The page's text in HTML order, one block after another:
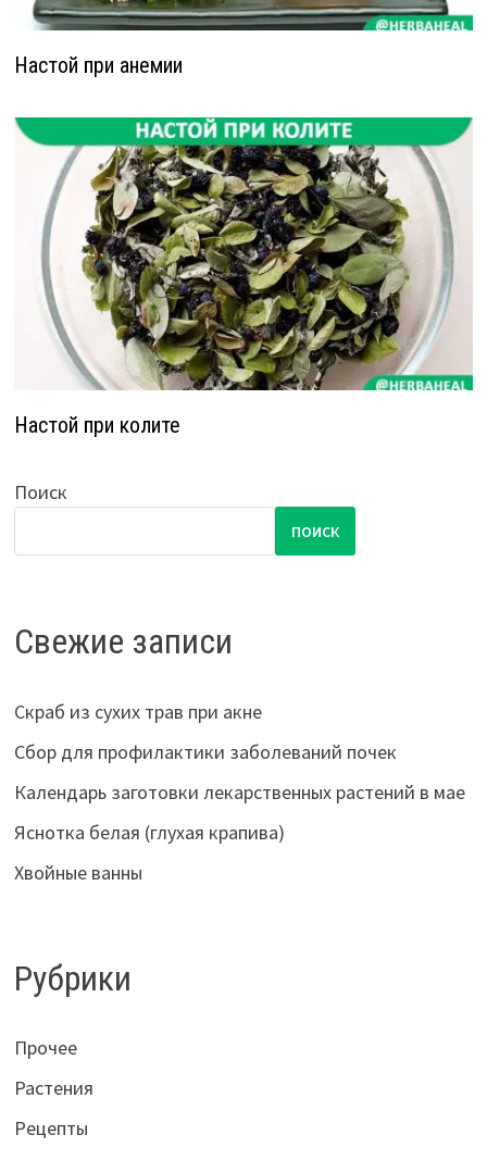
Настой при анемии
Настой при колите
Поиск
ПОИСК
Свежие записи
Скраб из сухих трав при акне
Сбор для профилактики заболеваний почек
Календарь заготовки лекарственных растений в мае
Яснотка белая (глухая крапива)
Хвойные ванны
Рубрики
Прочее
Растения
Рецепты